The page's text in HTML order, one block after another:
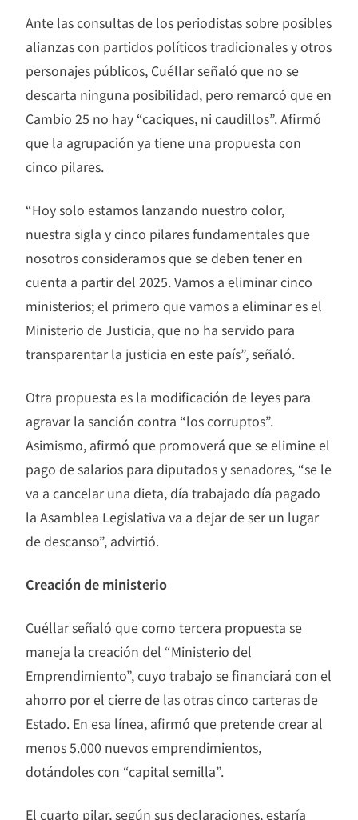
Ante las consultas de los periodistas sobre posibles
alianzas con partidos políticos tradicionales y otros
personajes públicos, Cuéllar señaló que no se
descarta ninguna posibilidad, pero remarcó que en
Cambio 25 no hay “caciques, ni caudillos”. Afirmó
que la agrupación ya tiene una propuesta con
cinco pilares.
“Hoy solo estamos lanzando nuestro color,
nuestra sigla y cinco pilares fundamentales que
nosotros consideramos que se deben tener en
cuenta a partir del 2025. Vamos a eliminar cinco
ministerios; el primero que vamos a eliminar es el
Ministerio de Justicia, que no ha servido para
transparentar la justicia en este país”, señaló.
Otra propuesta es la modificación de leyes para
agravar la sanción contra “los corruptos”.
Asimismo, afirmó que promoverá que se elimine el
pago de salarios para diputados y senadores, “se le
va a cancelar una dieta, día trabajado día pagado
la Asamblea Legislativa va a dejar de ser un lugar
de descanso”, advirtió.
Creación de ministerio
Cuéllar señaló que como tercera propuesta se
maneja la creación del “Ministerio del
Emprendimiento”, cuyo trabajo se financiará con el
ahorro por el cierre de las otras cinco carteras de
Estado. En esa línea, afirmó que pretende crear al
menos 5.000 nuevos emprendimientos,
dotándoles con “capital semilla”.
El cuarto pilar, según sus declaraciones, estaría